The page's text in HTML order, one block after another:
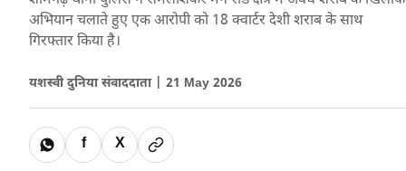
अभियान चलाते हुए एक आरोपी को 18 क्वार्टर देशी शराब के साथ
गिरफ्तार किया है।
यशस्वी दुनिया संवाददाता | 21 May 2026
f X